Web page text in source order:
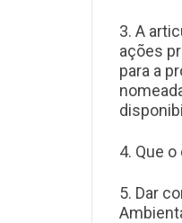
3. A
ações
para a
4. Que
5. Dar